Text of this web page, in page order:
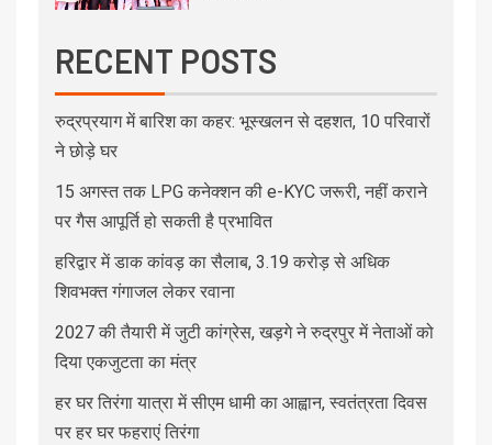
RECENT POSTS
रुद्रप्रयाग में बारिश का कहर: भूस्खलन से दहशत, 10 परिवारों
ने छोड़े घर
15 अगस्त तक LPG कनेक्शन की e-KYC जरूरी, नहीं कराने
पर गैस आपूर्ति हो सकती है प्रभावित
हरिद्वार में डाक कांवड़ का सैलाब, 3.19 करोड़ से अधिक
शिवभक्त गंगाजल लेकर रवाना
2027 की तैयारी में जुटी कांग्रेस, खड़गे ने रुद्रपुर में नेताओं को
दिया एकजुटता का मंत्र
हर घर तिरंगा यात्रा में सीएम धामी का आह्वान, स्वतंत्रता दिवस
पर हर घर फहराएं तिरंगा